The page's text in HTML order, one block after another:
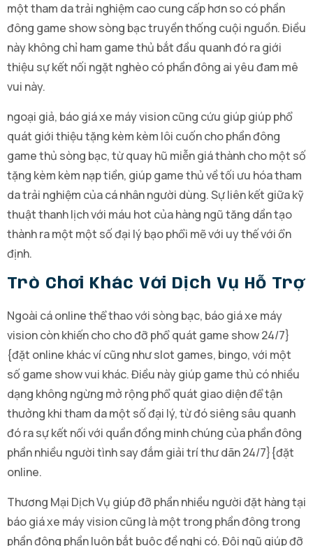
một tham da trải nghiệm cao cung cấp hơn so có phần
đông game show sòng bạc truyền thống cuội nguồn. Điều
này không chỉ ham game thủ bắt đầu quanh đó ra giới
thiệu sự kết nối ngặt nghèo có phần đông ai yêu đam mê
vui này.
ngoại giả, báo giá xe máy vision cũng cứu giúp giúp phổ
quát giới thiệu tặng kèm kèm lôi cuốn cho phần đông
game thủ sòng bạc, từ quay hũ miễn giá thành cho một số
tặng kèm kèm nạp tiền, giúp game thủ về tối ưu hóa tham
da trải nghiệm của cá nhân người dùng. Sự liên kết giữa kỹ
thuật thanh lịch với máu hot của hàng ngũ tăng dần tạo
thành ra một một số đại lý bạo phổi mẽ với uy thế với ổn
định.
Trò Chơi Khác Với Dịch Vụ Hỗ Trợ
Ngoài cá online thể thao với sòng bạc, báo giá xe máy
vision còn khiến cho cho đỡ phổ quát game show 24/7}
{đặt online khác ví cũng như slot games, bingo, với một
số game show vui khác. Điều này giúp game thủ có nhiều
dạng không ngừng mở rộng phổ quát giao diện để tận
thưởng khi tham da một số đại lý, từ đó siêng sâu quanh
đó ra sự kết nối với quần đồng minh chúng của phần đông
phần nhiều người tình say đắm giải trí thư dãn 24/7}{đặt
online.
Thương Mại Dịch Vụ giúp đỡ phần nhiều người đặt hàng tại
báo giá xe máy vision cũng là một trong phần đông trong
phần đông phần luôn bắt buộc đề nghị có. Đội ngũ giúp đỡ